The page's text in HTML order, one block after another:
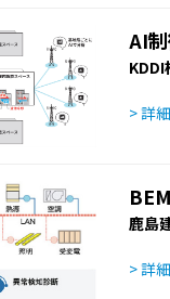
AI
KDDI
> 詳
鹿島
> 詳